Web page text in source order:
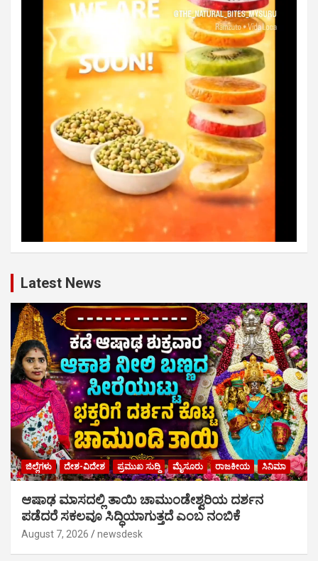
Latest News
ಜಿಲ್ಲೆಗಳು ದೇಶ-ವಿದೇಶ ಪ್ರಮುಖ ಸುದ್ದಿ ಮೈಸೂರು ರಾಜಕೀಯ ಸಿನಿಮಾ
ಆಷಾಢ ಮಾಸದಲ್ಲಿ ತಾಯಿ ಚಾಮುಂಡೇಶ್ವರಿಯ ದರ್ಶನ
ಪಡೆದರೆ ಸಕಲವೂ ಸಿದ್ಧಿಯಾಗುತ್ತದೆ ಎಂಬ ನಂಬಿಕೆ
August 7, 2026 newsdesk